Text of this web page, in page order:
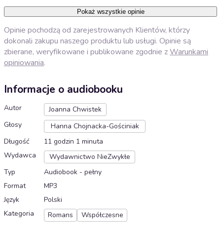
Pokaż wszystkie opinie
Opinie pochodzą od zarejestrowanych Klientów, którzy
dokonali zakupu naszego produktu lub usługi. Opinie są
zbierane, weryfikowane i publikowane zgodnie zWarunkami
opiniowania.
Informacje o audiobooku
Autor
Joanna Chwistek
Głosy
Hanna Chojnacka-Gościniak
Długość
11 godzin 1 minuta
Wydawca
Wydawnictwo NieZwykłe
Typ
Audiobook - pełny
Format
MP3
Język
Polski
Kategoria
Romans Współczesne